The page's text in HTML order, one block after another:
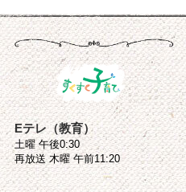
Eテレ（教育）
土曜 午後0:30
再放送 木曜 午前11:20